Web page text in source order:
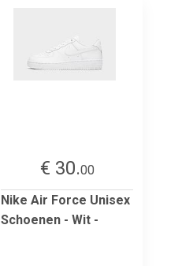
€ 30.00
Nike Air Force Unisex
Schoenen - Wit -